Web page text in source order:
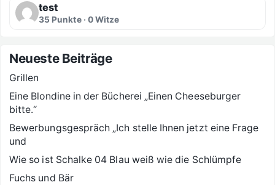
test
35 Punkte · 0 Witze
Neueste Beiträge
Grillen
Eine Blondine in der Bücherei „Einen Cheeseburger
bitte.“
Bewerbungsgespräch „Ich stelle Ihnen jetzt eine Frage
und
Wie so ist Schalke 04 Blau weiß wie die Schlümpfe
Fuchs und Bär